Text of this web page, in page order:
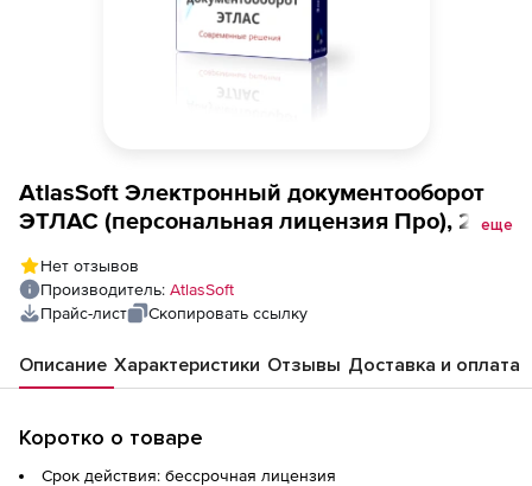
AtlasSoft Электронный документооборот
ЭТЛАС (персональная лицензия Про), 20еще
Нет отзывов
Производитель: AtlasSoft
Прайс-лист
Скопировать ссылку
Описание Характеристики Отзывы Доставка и оплата
Коротко о товаре
Срок действия: бессрочная лицензия